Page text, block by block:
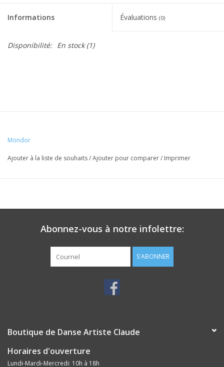
Informations Évaluations (0)
Disponibilité: En stock(1)
Mondor
Ajouter à la liste de souhaits/Ajouter pour comparer/ Imprimer
Abonnez-vous à notre infolettre:
S'ABONNER
Boutique de Danse Artiste Claude
Horaires d'ouverture
Lundi-Mardi-Mercredi: 10h à 18h